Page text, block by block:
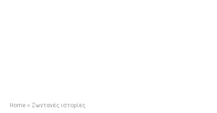
Home » Ζωντανές ιστορίες